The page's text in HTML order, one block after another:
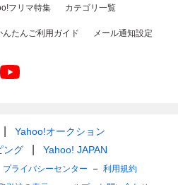
フリマ特集 カテゴリ一覧
んたんご利用ガイド メール通知設定
Yahoo!オークション
ング
Yahoo! JAPAN
プライバシーセンター
利用規約